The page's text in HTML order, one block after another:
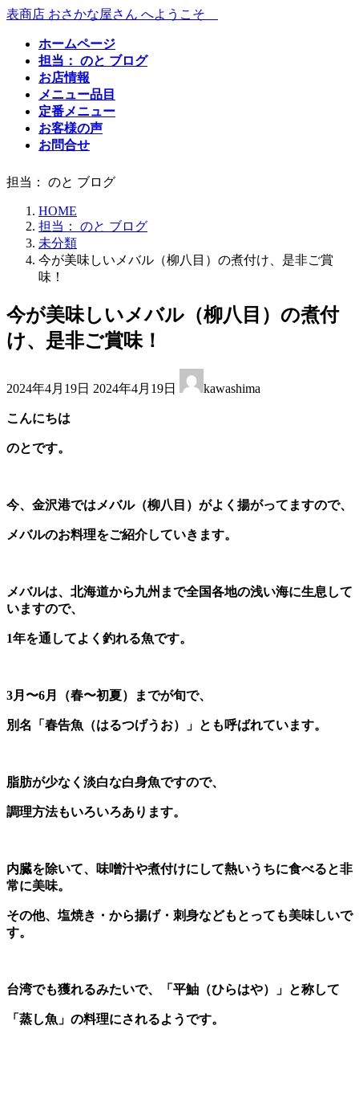
コ
ナ
表商店 おさかな屋さん へようこそ
ホームページ
担当： のと ブログ
お店情報
メニュー品目
定番メニュー
お客様の声
お問合せ
担当： のと ブログ
HOME
担当： のと ブログ
未分類
今が美味しいメバル（柳八目）の煮付け、是非ご賞
味！
今が美味しいメバル（柳八目）の煮付
け、是非ご賞味！
2024年4月19日 終
2024年4月19日 kawashima
こんにちは
のとです。
今、金沢港ではメバル（柳八目）がよく揚がってますので、
メバルのお料理をご紹介していきます。
メバルは、北海道から九州まで全国各地の浅い海に生息して
いますので、
1年を通してよく釣れる魚です。
3月〜6月（春〜初夏）までが旬で、
別名「春告魚（はるつげうお）」とも呼ばれています。
脂肪が少なく淡白な白身魚ですので、
調理方法もいろいろあります。
内臓を除いて、味噌汁や煮付けにして熱いうちに食べると非
常に美味。
その他、塩焼き・から揚げ・刺身などもとっても美味しいで
す。
台湾でも獲れるみたいで、「平鮋（ひらはや）」と称して
「蒸し魚」の料理にされるようです。